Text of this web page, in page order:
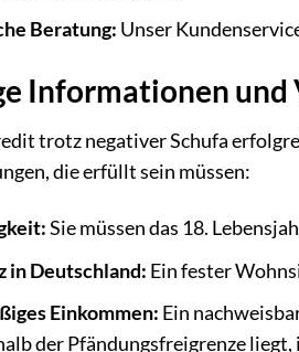
Beratung: Unser
Informationen und
trotz negativer Schufa
die erfüllt sein müssen:
Sie müssen das 18.
in Deutschland: Ein fester
Einkommen: Ein
der Pfändungsfreigrenze